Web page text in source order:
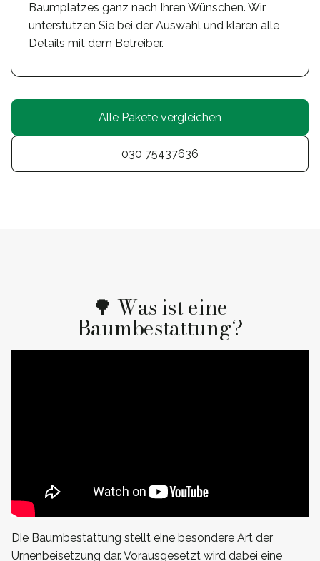
Baumplatzes ganz nach Ihren Wünschen. Wir
unterstützen Sie bei der Auswahl und klären alle
Details mit dem Betreiber.
Alle Pakete vergleichen
030 75437636
🌳 Was ist eine
Baumbestattung?
Die Baumbestattung stellt eine besondere Art der
Urnenbeisetzung dar. Vorausgesetzt wird dabei eine